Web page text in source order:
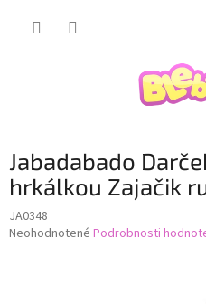
Jabadabado
hrkálkou Zajačik
JA0348
Priemerné
Neohodnotené Podrobnosti